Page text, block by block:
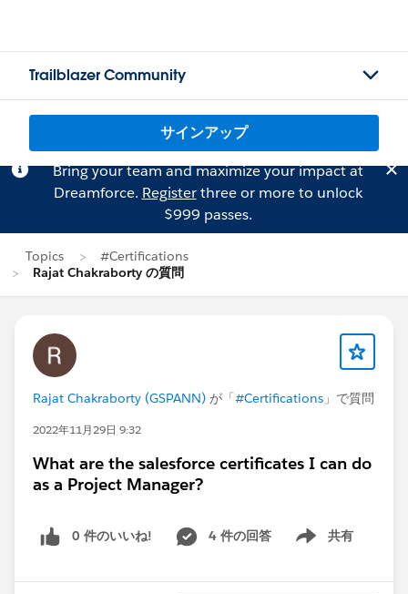
Trailblazer Community
サインアップ
Bring your team and maximize your impact at
Dreamforce. Registerthree or more to unlock
$999 passes.
Topics
#Certifications
Rajat Chakraborty の質問
Rajat Chakraborty (GSPANN) が「#Certifications 」で質問
2022年11月29日 9:32
What are the salesforce certificates I can do
as a Project Manager?
0 件のいいね! 4 件の回答 共有
Show menu